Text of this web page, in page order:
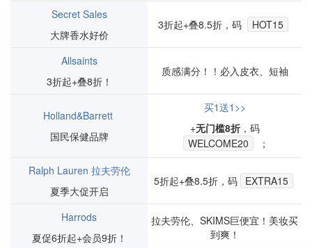
Secret Sales
大牌香水好价
3折起+叠8.5折，码 HOT15
Allsaints
3折起+叠8折！
质感满分！！必入皮衣、短袖
Holland&Barrett
国民保健品牌
买1送1>>
+无门槛8折，码
WELCOME20
；
Ralph Lauren 拉夫劳伦
夏季大促开启
5折起+叠8.5折，码 EXTRA15
Harrods
夏促6折起+会员9折！
拉夫劳伦、SKIMS巨便宜！美妆买
到爽！